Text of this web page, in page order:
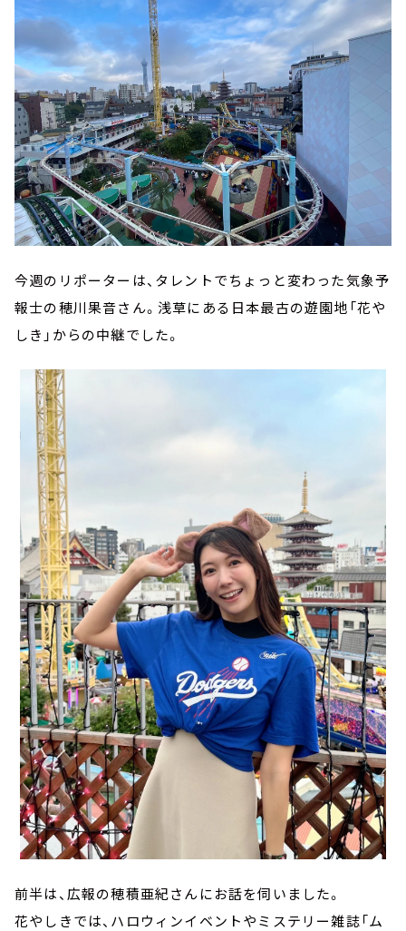
今週のリポーターは、タレントでちょっと変わった気象予
報士の穂川果音さん。浅草にある日本最古の遊園地「花や
しき」からの中継でした。
前半は、広報の穂積亜紀さんにお話を伺いました。
花やしきでは、ハロウィンイベントやミステリー雑誌「ム